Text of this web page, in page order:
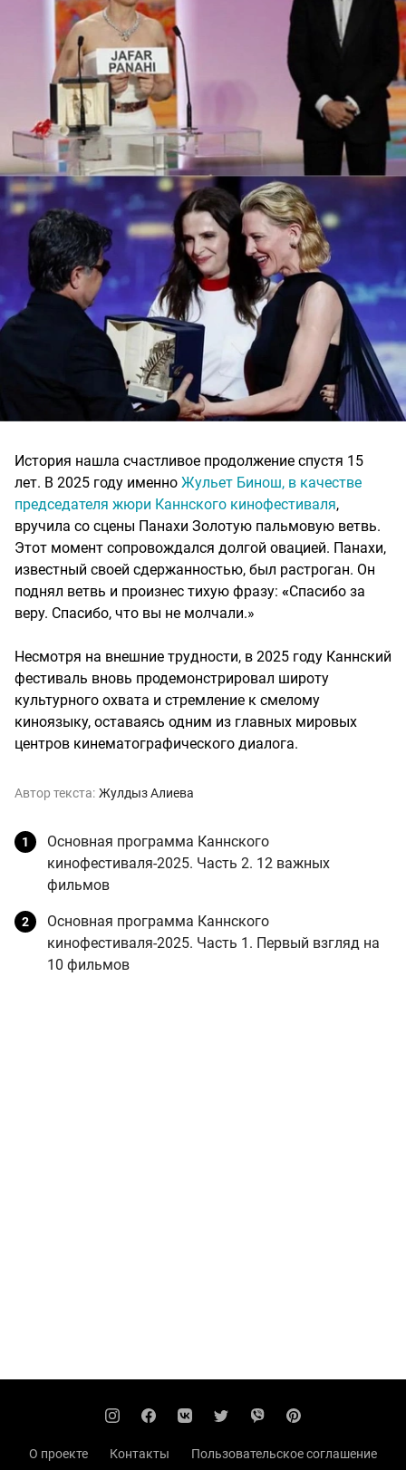
История нашла счастливое продолжение спустя 15
лет. В 2025 году именно Жульет Бинош, в качестве
председателя жюри Каннского кинофестиваля,
вручила со сцены Панахи Золотую пальмовую ветвь.
Этот момент сопровождался долгой овацией. Панахи,
известный своей сдержанностью, был растроган. Он
поднял ветвь и произнес тихую фразу: «Спасибо за
веру. Спасибо, что вы не молчали.»
Несмотря на внешние трудности, в 2025 году Каннский
фестиваль вновь продемонстрировал широту
культурного охвата и стремление к смелому
киноязыку, оставаясь одним из главных мировых
центров кинематографического диалога.
Автор текста: Жулдыз Алиева
Основная программа Каннского
кинофестиваля-2025. Часть 2. 12 важных
фильмов
Основная программа Каннского
кинофестиваля-2025. Часть 1. Первый взгляд на
10 фильмов
О проекте Контакты Пользовательское соглашение